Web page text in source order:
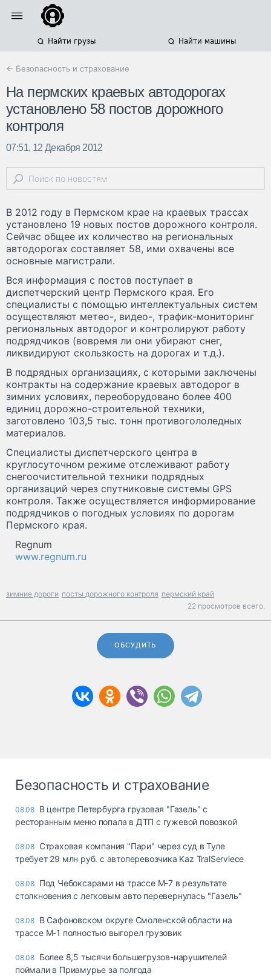
Найти грузы Найти машины
← Безопасность и страхование
На пермских краевых автодорогах
установлено 58 постов дорожного
контроля
07:51, 12 Декабря 2012
В 2012 году в Пермском крае на краевых трассах
установлено 19 новых постов дорожного контроля.
Сейчас общее их количество на региональных
автодорогах составляет 58, ими охвачены все
основные магистрали.
Вся информация с постов поступает в
диспетчерский центр Пермского края. Его
специалисты с помощью интеллектуальных систем
осуществляют метео-, видео-, трафик-мониторинг
региональных автодорог и контролируют работу
подрядчиков (вовремя ли они убирают снег,
ликвидируют скользкость на дорогах и т.д.).
В подрядных организациях, с которыми заключены
контракты на содержание краевых автодорог в
зимних условиях, переоборудовано более 400
единиц дорожно-строительной техники,
заготовлено 103,5 тыс. тонн противогололедных
материалов.
Специалисты диспетчерского центра в
круглосуточном режиме отслеживают работу
снегоочистительной техники подрядных
организаций через спутниковые системы GPS
контроля. Также осуществляется информирование
подрядчиков о погодных условиях по дорогам
Пермского края.
Regnum
www.regnum.ru
зимние дороги посты дорожного контроля пермский край
22 просмотров всего.
ОБСУДИТЬ
Безопасность и страхование
08.08 В центре Петербурга грузовая "Газель" с
ресторанным меню попала в ДТП с гужевой повозкой
08.08 Страховая компания "Пари" через суд в Туле
требует 29 млн руб. с автоперевозчика Kaz TralServiece
08.08 Под Чебоксарами на трассе М-7 в результате
столкновения с легковым авто перевернулась "Газель"
08.08 В Сафоновском округе Смоленской области на
трассе М-1 полностью выгорел грузовик
08.08 Более 8,5 тысячи большегрузов-нарушителей
поймали в Приамурье за полгода